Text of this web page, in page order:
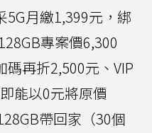
5G月繳1,399元，綁
專案價6,300
再折2,500元、VIP
能以0元將原價
帶回家（30個